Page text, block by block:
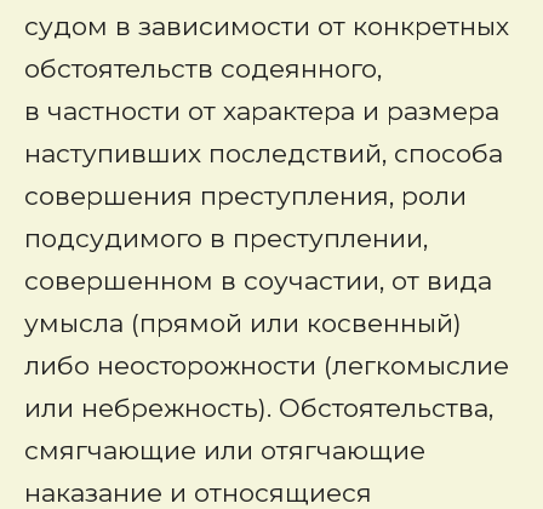
судом в зависимости от конкретных
обстоятельств содеянного,
в частности от характера и размера
наступивших последствий, способа
совершения преступления, роли
подсудимого в преступлении,
совершенном в соучастии, от вида
умысла (прямой или косвенный)
либо неосторожности (легкомыслие
или небрежность). Обстоятельства,
смягчающие или отягчающие
наказание и относящиеся